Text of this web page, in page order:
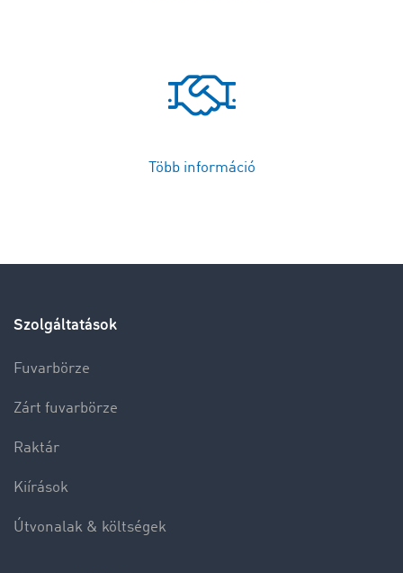
Több információ
Szolgáltatások
Fuvarbörze
Zárt fuvarbörze
Raktár
Kiírások
Útvonalak & költségek